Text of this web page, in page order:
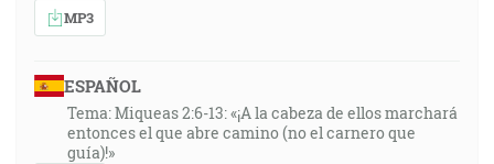
MP3
ESPAÑOL
Tema: Miqueas 2:6-13: «¡A la cabeza de ellos marchará
entonces el que abre camino (no el carnero que
guía)!»